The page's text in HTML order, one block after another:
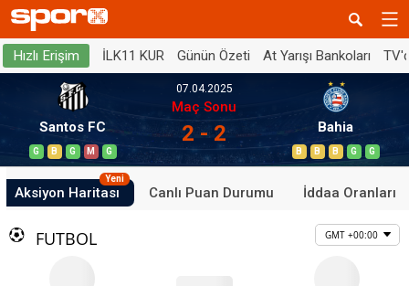
Hızlı Erişim İLK11 KUR Günün Özeti At Yarışı Bankoları
Santos FC
G B G M G
07.04.2025
Maç Sonu
2 - 2 Bahia
B B B G G
Aksiyon Haritası
Yeni
Canlı Puan Durumu İddaa Oranları
FUTBOL GMT +00:00